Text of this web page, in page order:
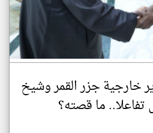
خارجية جزر القمر وشيخ
تفاعلا.. ما قصته؟